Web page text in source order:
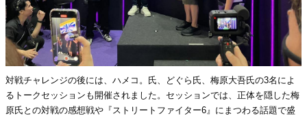
対戦チャレンジの後には、ハメコ。氏、どぐら氏、梅原大吾氏の3名によ
るトークセッションも開催されました。セッションでは、正体を隠した梅
原氏との対戦の感想戦や『ストリートファイター6』にまつわる話題で盛